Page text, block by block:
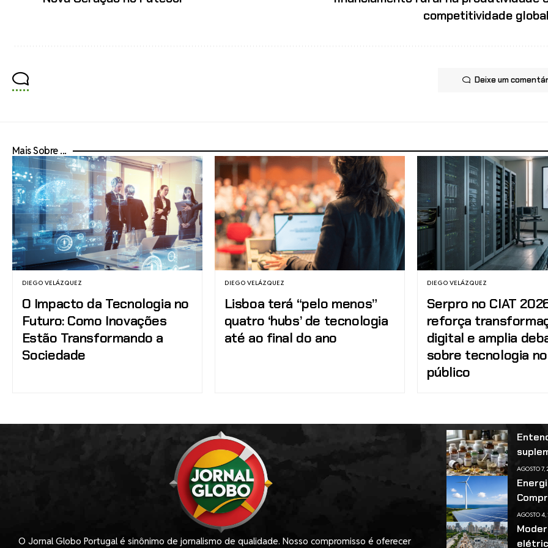
competitividade
Deixe um
Mais Sobre ...
DIEGO VELÁZQUEZ
O Impacto da Tecnologia no
Futuro: Como Inovações
Estão Transformando a
Sociedade
DIEGO VELÁZQUEZ
Lisboa terá “pelo menos”
quatro ‘hubs’ de tecnologia
até ao final do ano
DIEGO VELÁZQUEZ
Serpro no CIAT
reforça
digital e amplia
sobre tecnologia
público
O Jornal Globo Portugal é sinônimo de jornalismo de qualidade. Nosso compromisso é oferecer
AGOSTO
AGOSTO